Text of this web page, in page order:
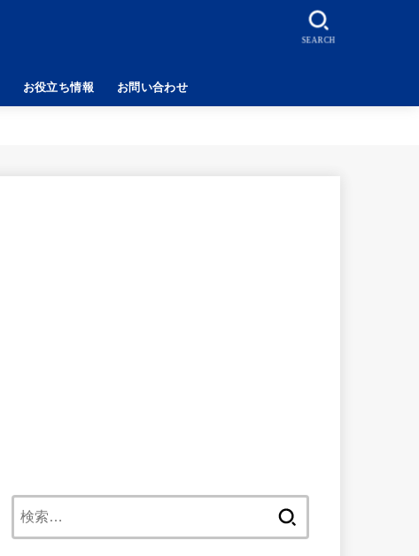
お役立ち情報 お問い合わせ
SEARCH